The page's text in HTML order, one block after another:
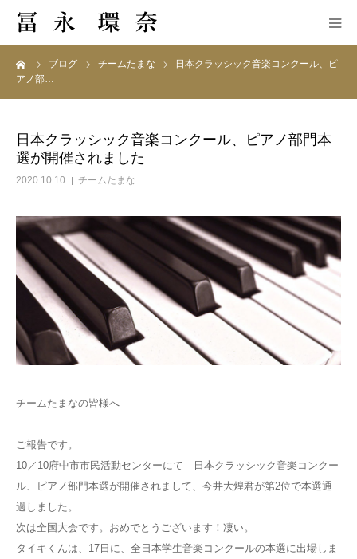
ブログ チームたまな
日本クラッシック音楽コンクール、ピ
アノ部…
日本クラッシック音楽コンクール、ピアノ部門本
選が開催されました
2020.10.10 チームたまな
チームたまなの皆様へ
ご報告です。
10／10府中市市民活動センターにて 日本クラッシック音楽コンクー
ル、ピアノ部門本選が開催されまして、今井大煌君が第2位で本選通
過しました。
次は全国大会です。おめでとうございます！凄い。
タイキくんは、17日に、全日本学生音楽コンクールの本選に出場しま
プロフィール・実績
レッスンスタジオ
よくある質問
ブログ
無料体験レッスン